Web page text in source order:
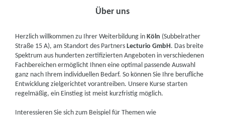
Über uns
Herzlich willkommen zu Ihrer Weiterbildung inKöln (Subbelrather
Straße 15 A), am Standort des PartnersLecturio GmbH. Das breite
Spektrum aus hunderten zertifizierten Angeboten in verschiedenen
Fachbereichen ermöglicht Ihnen eine optimal passende Auswahl
ganz nach Ihrem individuellen Bedarf. So können Sie Ihre berufliche
Entwicklung zielgerichtet vorantreiben. Unsere Kurse starten
regelmäßig, ein Einstieg ist meist kurzfristig möglich.
Interessieren Sie sich zum Beispiel für Themen wie